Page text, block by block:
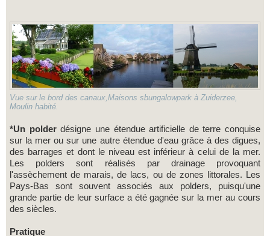
Vue sur le bord des canaux,Maisons sbungalowpark à Zuiderzee,
Moulin habité.
*Un polderdésigne une étendue artificielle de terre conquise
sur la mer ou sur une autre étendue d'eau grâce à des digues,
des barrages et dont le niveau est inférieur à celui de la mer.
Les polders sont réalisés par drainage provoquant
l'assèchement de marais, de lacs, ou de zones littorales. Les
Pays-Bas sont souvent associés aux polders, puisqu'une
grande partie de leur surface a été gagnée sur la mer au cours
des siècles.
Pratique